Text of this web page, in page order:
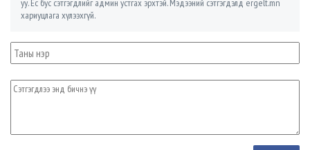
уу. Ёс бус сэтгэгдлийг админ устгах эрхтэй. Мэдээний сэтгэгдэлд ergelt.mn
хариуцлага хүлээхгүй.